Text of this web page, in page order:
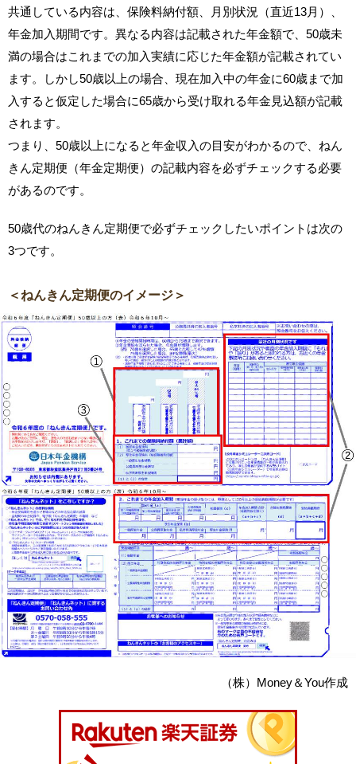
共通している内容は、保険料納付額、月別状況（直近13月）、
年金加入期間です。異なる内容は記載された年金額で、50歳未
満の場合はこれまでの加入実績に応じた年金額が記載されてい
ます。しかし50歳以上の場合、現在加入中の年金に60歳まで加
入すると仮定した場合に65歳から受け取れる年金見込額が記載
されます。
つまり、50歳以上になると年金収入の目安がわかるので、ねん
きん定期便（年金定期便）の記載内容を必ずチェックする必要
があるのです。
50歳代のねんきん定期便で必ずチェックしたいポイントは次の
3つです。
＜ねんきん定期便のイメージ＞
（株）Money＆You作成